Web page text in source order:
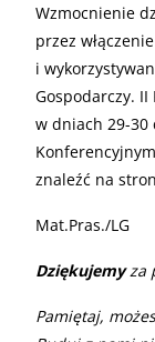
Wzmocnienie
przez
i
Gospodarczy.
w dniach 29-30
znaleźć na
Mat.Pras./LG
Dziękujemyza
Pamiętaj,